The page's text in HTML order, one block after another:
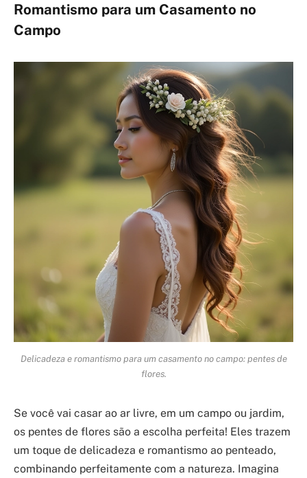
Romantismo para um Casamento no
Campo
Delicadeza e romantismo para um casamento no campo: pentes de
flores.
Se você vai casar ao ar livre, em um campo ou jardim,
os pentes de flores são a escolha perfeita! Eles trazem
um toque de delicadeza e romantismo ao penteado,
combinando perfeitamente com a natureza. Imagina